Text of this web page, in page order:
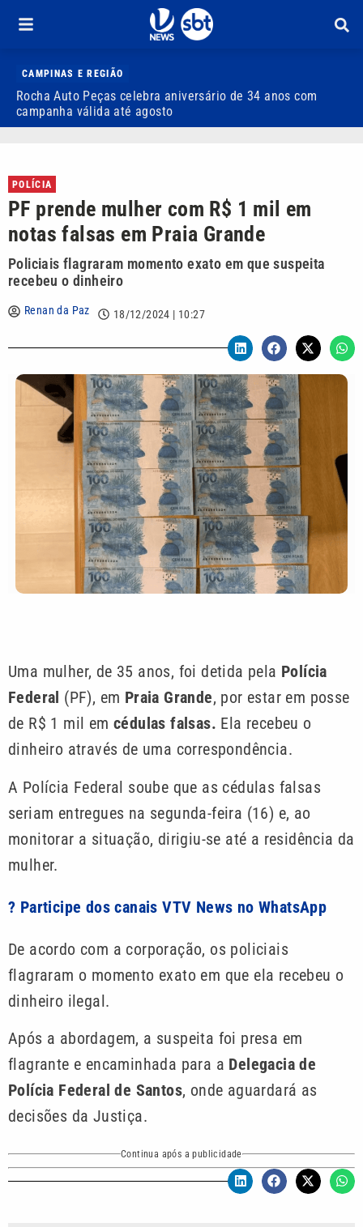
CAMPINAS E REGIÃO
Rocha Auto Peças celebra aniversário de 34 anos com
campanha válida até agosto
POLÍCIA
PF prende mulher com R$ 1 mil em
notas falsas em Praia Grande
Policiais flagraram momento exato em que suspeita
recebeu o dinheiro
Renan da Paz 18/12/2024 | 10:27
Uma mulher, de 35 anos, foi detida pela Polícia
Federal (PF), em Praia Grande, por estar em posse
de R$ 1 mil em cédulas falsas. Ela recebeu o
dinheiro através de uma correspondência.
A Polícia Federal soube que as cédulas falsas
seriam entregues na segunda-feira (16) e, ao
monitorar a situação, dirigiu-se até a residência da
mulher.
? Participe dos canais VTV News no WhatsApp
De acordo com a corporação, os policiais
flagraram o momento exato em que ela recebeu o
dinheiro ilegal.
Após a abordagem, a suspeita foi presa em
flagrante e encaminhada para a Delegacia de
Polícia Federal de Santos, onde aguardará as
decisões da Justiça.
Continua após a publicidade